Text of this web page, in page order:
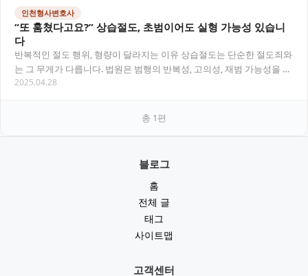
인천형사변호사
“또 훔쳤다고요?” 상습절도, 초범이어도 실형 가능성 있습니
다
반복적인 절도 행위, 형량이 달라지는 이유 상습절도는 단순한 절도죄와
는 그 무게가 다릅니다. 법원은 범행의 반복성, 고의성, 재범 가능성을 고
려해 엄격하게 처벌하고 있으며, 실형…
2025.04.28
총 1편
블로그
홈
전체 글
태그
사이트맵
고객센터